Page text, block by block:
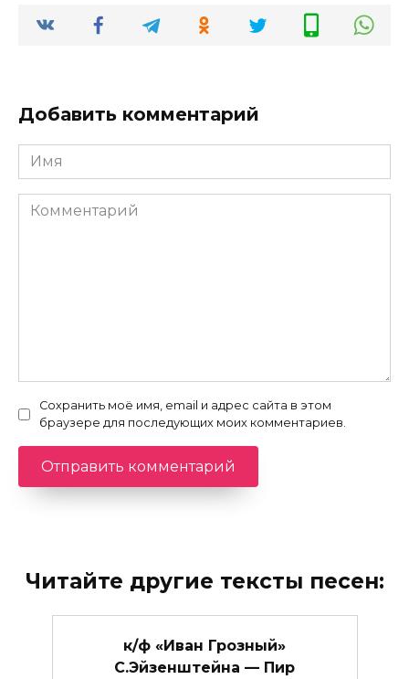
Добавить комментарий
Имя
*
Комментарий
Сохранить моё имя, email и адрес сайта в этом
браузере для последующих моих комментариев.
Читайте другие тексты песен:
к/ф «Иван Грозный»
С.Эйзенштейна — Пир